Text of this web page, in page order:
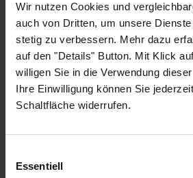
Wir nutzen Cookies und
auch von Dritten, um unsere
stetig zu verbessern. Mehr dazu
auf den "Details" Button. Mit Klick
willigen Sie in die Verwendung
Ihre Einwilligung können Sie
Schaltfläche widerrufen.
Essentiell
Inflationsziel von genau 2 Prozent richtig
nämlich auch 3 Prozent oder 1 Prozent
die wirtschaftliche und soziale Entwicklung
Wären beispielsweise 3 Prozent Inflation
das korrekte Inflationsziel und nicht die
einstufen, was die Schlussfolgerung